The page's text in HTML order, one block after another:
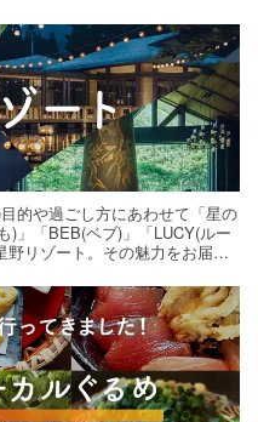
的や過ごし方にあわせて「星の
)」「BEB(ベブ)」「LUCY(ルー
リゾート。その魅力をお届け